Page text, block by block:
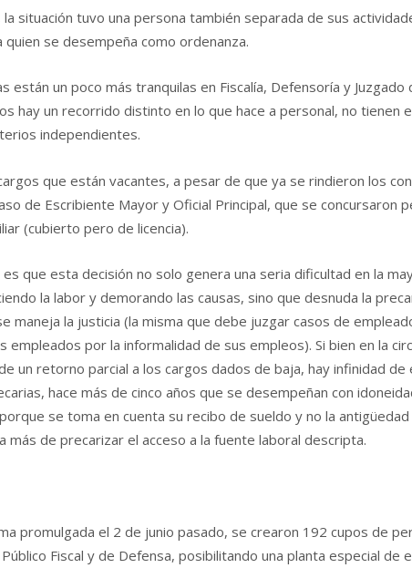
la situación tuvo una persona también separada de sus
quien se desempeña como ordenanza.
están un poco más tranquilas en Fiscalía, Defensoría y Juzgado
hay un recorrido distinto en lo que hace a personal, no tienen
independientes.
que están vacantes, a pesar de que ya se rindieron los
de Escribiente Mayor y Oficial Principal, que se concursaron
(cubierto pero de licencia).
que esta decisión no solo genera una seria dificultad en la
la labor y demorando las causas, sino que desnuda la
maneja la justicia (la misma que debe juzgar casos de
empleados por la informalidad de sus empleos). Si bien en la
un retorno parcial a los cargos dados de baja, hay infinidad
hace más de cinco años que se desempeñan con
se toma en cuenta su recibo de sueldo y no la
más de precarizar el acceso a la fuente laboral descripta.
promulgada el 2 de junio pasado, se crearon 192 cupos de
Fiscal y de Defensa, posibilitando una planta especial de